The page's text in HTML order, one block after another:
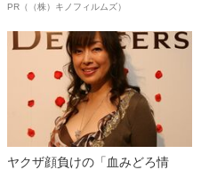
PR（（株）キノフィルムズ）
ヤクザ顔負けの「血みどろ情